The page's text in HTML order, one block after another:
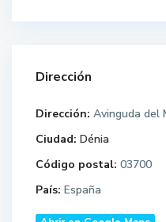
Dirección
Dirección: Avinguda del
Ciudad: Dénia
Código postal: 03700
País: España